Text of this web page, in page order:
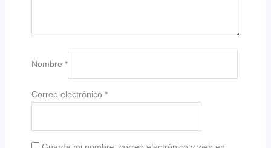
Nombre *
Correo electrónico *